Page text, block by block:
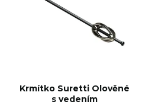
Krmítko Suretti Olověné
s vedením